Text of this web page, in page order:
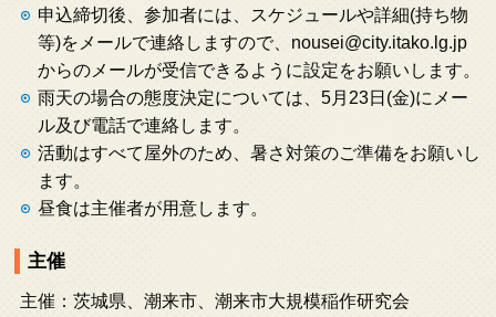
申込締切後、参加者には、スケジュールや詳細(持ち物
等)をメールで連絡しますので、nousei@city.itako.lg.jp
からのメールが受信できるように設定をお願いします。
雨天の場合の態度決定については、5月23日(金)にメー
ル及び電話で連絡します。
活動はすべて屋外のため、暑さ対策のご準備をお願いし
ます。
昼食は主催者が用意します。
主催
主催：茨城県、潮来市、潮来市大規模稲作研究会